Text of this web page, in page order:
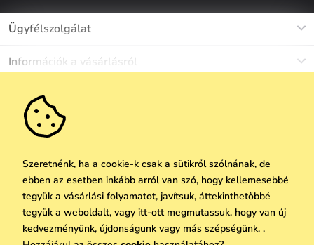
Ügyfélszolgálat
+36 1 808 9989
Információk a vásárlásról
Gyakori kérdések
Anyagok és karbantartás
Visszaküldés és reklamáció
Egyéb információk
Rólunk
Karrier
Ajándék utalványok
Vállalatok számára
We Care
Vuchlook
Ne maradj le semmiről!
Feliratkozni
A személyes adatok védelmének alapelveiitt
Copyright © 2026 Vuch s.r.o. Minden jog fenntartva. Technikailag biztosítja
Szeretnénk, ha a cookie-k csak a sütikről szólnának, de
ebben az esetben inkább arról van szó, hogy kellemesebbé
tegyük a vásárlási folyamatot, javítsuk, áttekinthetőbbé
tegyük a weboldalt, vagy itt-ott megmutassuk, hogy van új
kedvezményünk, újdonságunk vagy más szépségünk. .